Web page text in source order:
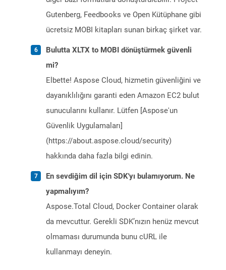
Gutenberg, Feedbooks ve Open Kütüphane gibi
ücretsiz MOBI kitapları sunan birkaç şirket var.
Bulutta XLTX to MOBI dönüştürmek güvenli
mi?
Elbette! Aspose Cloud, hizmetin güvenliğini ve
dayanıklılığını garanti eden Amazon EC2 bulut
sunucularını kullanır. Lütfen [Aspose'un
Güvenlik Uygulamaları]
(https://about.aspose.cloud/security)
hakkında daha fazla bilgi edinin.
En sevdiğim dil için SDK'yı bulamıyorum. Ne
yapmalıyım?
Aspose.Total Cloud, Docker Container olarak
da mevcuttur. Gerekli SDK’nızın henüz mevcut
olmaması durumunda bunu cURL ile
kullanmayı deneyin.